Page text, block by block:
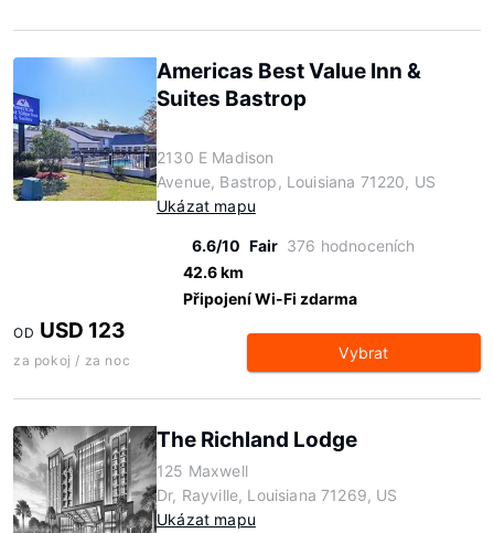
Americas Best Value Inn &
Suites Bastrop
2130 E Madison
Avenue, Bastrop, Louisiana 71220, US
Ukázat mapu
6.6/10 Fair 376 hodnoceních
42.6 km
Připojení Wi-Fi zdarma
OD USD 123
za pokoj / za noc Vybrat
The Richland Lodge
125 Maxwell
Dr, Rayville, Louisiana 71269, US
Ukázat mapu